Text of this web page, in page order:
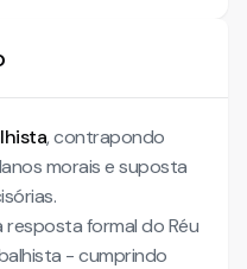
DO RECLAMANTE PARA
EM JUÍZO
, contrapondo
morais e suposta
formal do Réu
- cumprindo